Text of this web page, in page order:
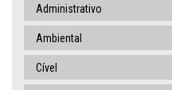
Administrativo
Ambiental
Cível